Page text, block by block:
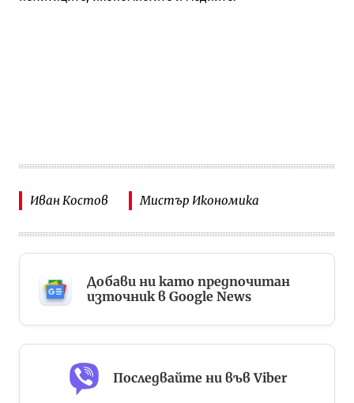
Иван Костов Мистър Икономика
Добави ни като предпочитан
източник в Google News
Последвайте ни във Viber